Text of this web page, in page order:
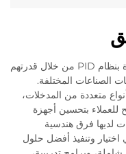
يتميز مصنعو أجهزة التحكم في درجة الحرارة بنظام PID من خلال قدرتهم
الصناعات المختلفة.
متعددة من المدخلات،
للعملاء بتحسين أجهزة
لديها فرق هندسية
وتنفيذ أفضل حلول